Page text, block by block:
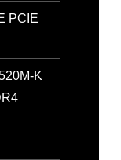
PCIE
K